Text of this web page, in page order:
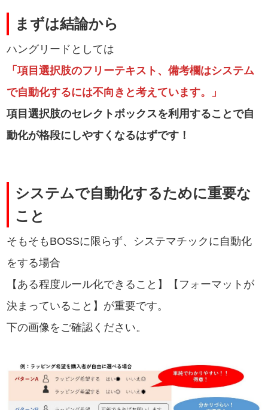
まずは結論から
ハングリードとしては
「項目選択肢のフリーテキスト、備考欄はシステム
で自動化するには不向きと考えています。」
項目選択肢のセレクトボックスを利用することで自
動化が格段にしやすくなるはずです！
システムで自動化するために重要な
こと
そもそもBOSSに限らず、システマチックに自動化
をする場合
【ある程度ルール化できること】【フォーマットが
決まっていること】が重要です。
下の画像をご確認ください。